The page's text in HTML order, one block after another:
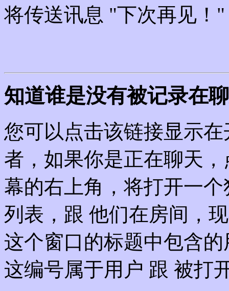
将传送讯息 "下次再见！
知道谁是没有被记录在
您可以点击该链接显示
者，如果你是正在聊天
幕的右上角，将打开一
列表，跟 他们在房间，
这个窗口的标题中包含
这编号属于用户 跟 被打